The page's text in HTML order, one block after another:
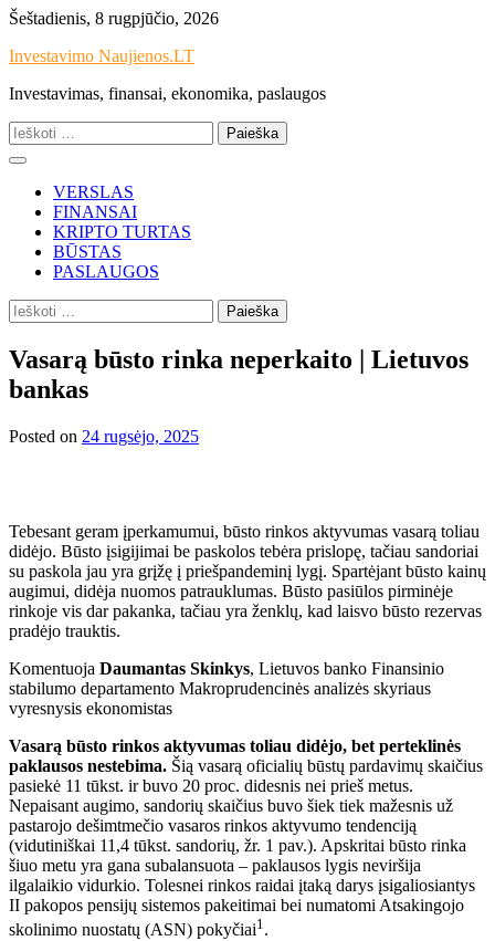
Skip
content
Šeštadienis, 8 rugpjūčio, 2026
Investavimo Naujienos.LT
Investavimas, finansai, ekonomika, paslaugos
Ieškoti:
VERSLAS
FINANSAI
KRIPTO TURTAS
BŪSTAS
PASLAUGOS
Ieškoti:
Vasarą būsto rinka neperkaito | Lietuvos
bankas
Posted on 24 rugsėjo, 2025
Tebesant geram įperkamumui, būsto rinkos aktyvumas vasarą toliau
didėjo. Būsto įsigijimai be paskolos tebėra prislopę, tačiau sandoriai
su paskola jau yra grįžę į priešpandeminį lygį. Spartėjant būsto kainų
augimui, didėja nuomos patrauklumas. Būsto pasiūlos pirminėje
rinkoje vis dar pakanka, tačiau yra ženklų, kad laisvo būsto rezervas
pradėjo trauktis.
Komentuoja Daumantas Skinkys, Lietuvos banko Finansinio
stabilumo departamento Makroprudencinės analizės skyriaus
vyresnysis ekonomistas
Vasarą būsto rinkos aktyvumas toliau didėjo, bet perteklinės
paklausos nestebima. Šią vasarą oficialių būstų pardavimų skaičius
pasiekė 11 tūkst. ir buvo 20 proc. didesnis nei prieš metus.
Nepaisant augimo, sandorių skaičius buvo šiek tiek mažesnis už
pastarojo dešimtmečio vasaros rinkos aktyvumo tendenciją
(vidutiniškai 11,4 tūkst. sandorių, žr. 1 pav.). Apskritai būsto rinka
šiuo metu yra gana subalansuota – paklausos lygis neviršija
ilgalaikio vidurkio. Tolesnei rinkos raidai įtaką darys įsigaliosiantys
II pakopos pensijų sistemos pakeitimai bei numatomi Atsakingojo
skolinimo nuostatų (ASN) pokyčiai1 .